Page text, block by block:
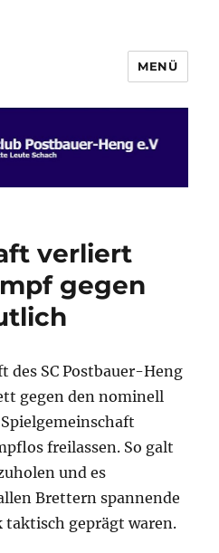
Heng e.V.
MENÜ
verliert
gegen
des SC Postbauer-Heng
gegen den nominell
freilassen. So galt
und es
Brettern spannende
taktisch geprägt waren.